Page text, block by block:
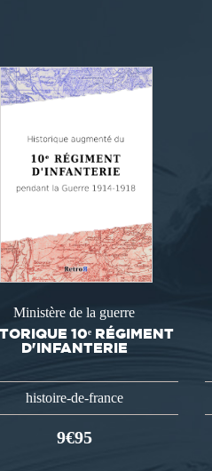
Ministère de la guerre
10ᵉ RÉGIMENT
D'INFANTERIE
histoire-de-france
9€95